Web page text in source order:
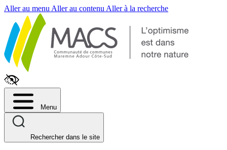
Aller au menu Aller au contenu Aller à la recherche
Menu
Rechercher dans le site
Fenêtre
de
chat